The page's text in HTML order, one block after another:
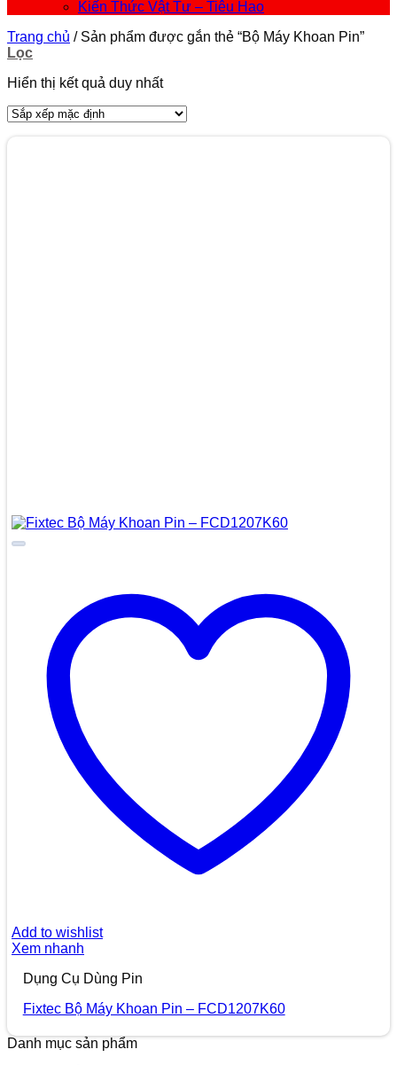
Kiến Thức Vật Tư – Tiêu Hao
Trang chủ /Sản phẩm được gắn thẻ “Bộ Máy Khoan Pin”
Lọc
Hiển thị kết quả duy nhất
Add to wishlist
Xem nhanh
Dụng Cụ Dùng Pin
Fixtec Bộ Máy Khoan Pin – FCD1207K60
Danh mục sản phẩm